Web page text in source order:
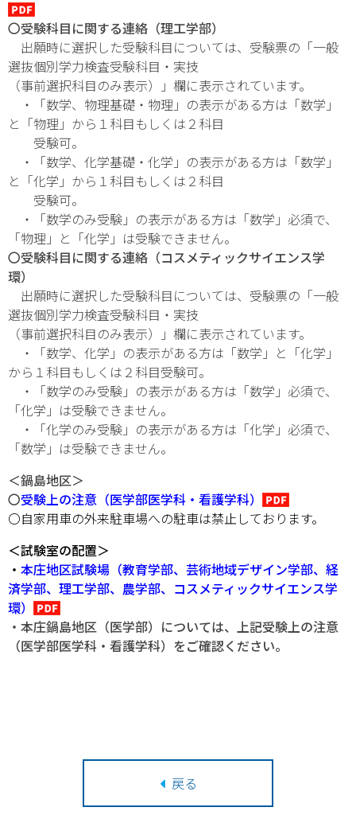
〇受験科目に関する連絡（理工学部）
出願時に選択した受験科目については、受験票の「一般
選抜個別学力検査受験科目・実技
（事前選択科目のみ表示）」欄に表示されています。
・「数学、物理基礎・物理」の表示がある方は「数学」
と「物理」から１科目もしくは２科目
受験可。
・「数学、化学基礎・化学」の表示がある方は「数学」
と「化学」から１科目もしくは２科目
受験可。
・「数学のみ受験」の表示がある方は「数学」必須で、
「物理」と「化学」は受験できません。
〇受験科目に関する連絡（コスメティックサイエンス学
環）
出願時に選択した受験科目については、受験票の「一般
選抜個別学力検査受験科目・実技
（事前選択科目のみ表示）」欄に表示されています。
・「数学、化学」の表示がある方は「数学」と「化学」
から１科目もしくは２科目受験可。
・「数学のみ受験」の表示がある方は「数学」必須で、
「化学」は受験できません。
・「化学のみ受験」の表示がある方は「化学」必須で、
「数学」は受験できません。
＜鍋島地区＞
〇受験上の注意（医学部医学科・看護学科）
〇自家用車の外来駐車場への駐車は禁止しております。
＜試験室の配置＞
・ 本庄地区試験場（教育学部、芸術地域デザイン学部、経
済学部、理工学部、農学部、コスメティックサイエンス学
環）
・本庄鍋島地区（医学部）については、上記受験上の注意
（医学部医学科・看護学科）をご確認ください。
戻る